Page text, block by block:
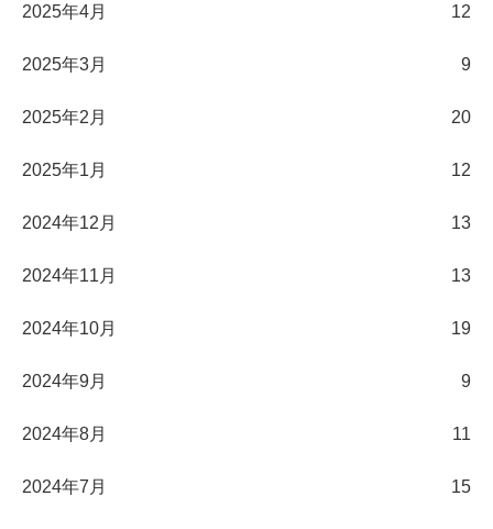
2025年4月 12
2025年3月 9
2025年2月 20
2025年1月 12
2024年12月 13
2024年11月 13
2024年10月 19
2024年9月 9
2024年8月 11
2024年7月 15